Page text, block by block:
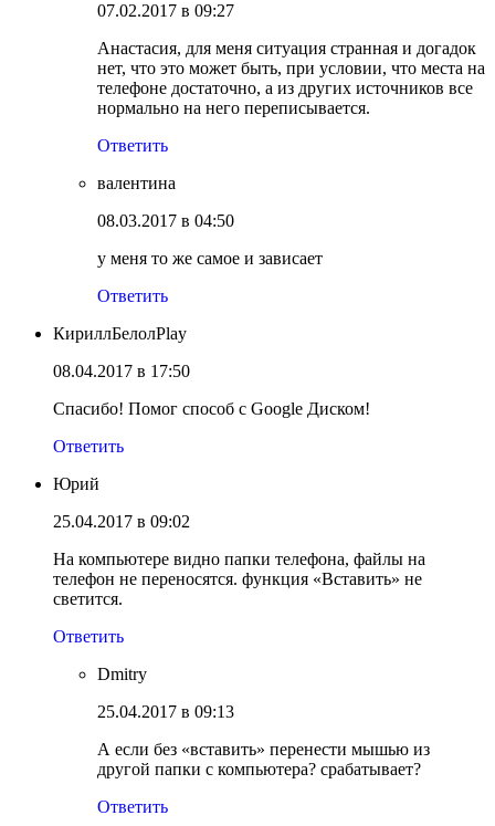
07.02.2017 в 09:27
Анастасия, для меня ситуация странная и догадок
нет, что это может быть, при условии, что места на
телефоне достаточно, а из других источников все
нормально на него переписывается.
Ответить
валентина
08.03.2017 в 04:50
у меня то же самое и зависает
Ответить
КириллБелолPlay
08.04.2017 в 17:50
Спасибо! Помог способ с Google Диском!
Ответить
Юрий
25.04.2017 в 09:02
На компьютере видно папки телефона, файлы на
телефон не переносятся. функция «Вставить» не
светится.
Ответить
Dmitry
25.04.2017 в 09:13
А если без «вставить» перенести мышью из
другой папки с компьютера? срабатывает?
Ответить